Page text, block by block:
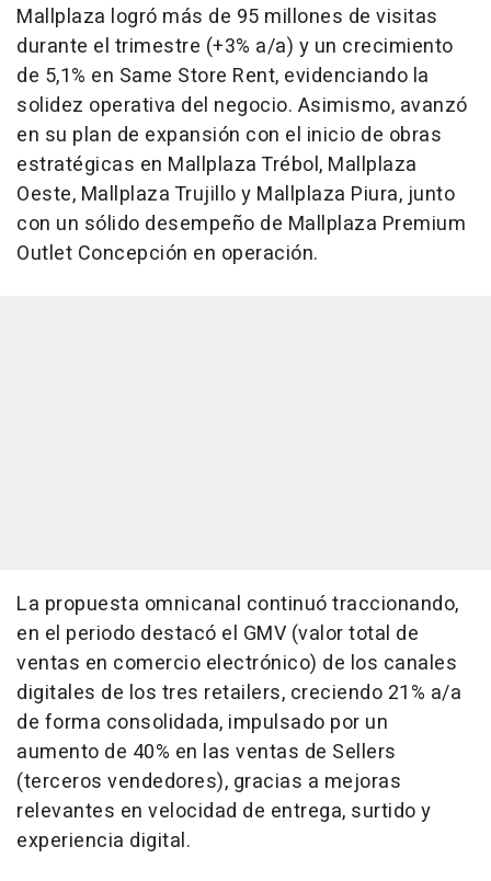
Mallplaza logró más de 95 millones de visitas
durante el trimestre (+3% a/a) y un crecimiento
de 5,1% en Same Store Rent, evidenciando la
solidez operativa del negocio. Asimismo, avanzó
en su plan de expansión con el inicio de obras
estratégicas en Mallplaza Trébol, Mallplaza
Oeste, Mallplaza Trujillo y Mallplaza Piura, junto
con un sólido desempeño de Mallplaza Premium
Outlet Concepción en operación.
La propuesta omnicanal continuó traccionando,
en el periodo destacó el GMV (valor total de
ventas en comercio electrónico) de los canales
digitales de los tres retailers, creciendo 21% a/a
de forma consolidada, impulsado por un
aumento de 40% en las ventas de Sellers
(terceros vendedores), gracias a mejoras
relevantes en velocidad de entrega, surtido y
experiencia digital.